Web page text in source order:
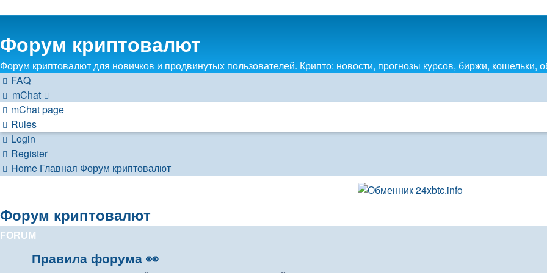
Форум криптовалют
Форум криптовалют для новичков и продвинутых пользователей. Крипто: новости, прогнозы курсов, биржи, кошельки,
FAQ
mChat
mChat page
Rules
Login
Register
Home Главная Форум криптовалют
Форум криптовалют
FORUM
Правила форума 👀